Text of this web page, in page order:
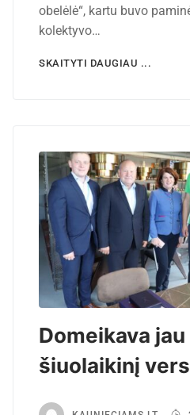
obelėlė“, kartu buvo
kolektyvo…
SKAITYTI DAUGIAU ...
Domeikava
šiuolaikinį